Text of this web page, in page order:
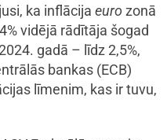
ka inflācija euro zonā
vidējā rādītāja šogad
gadā – līdz 2,5%,
bankas (ECB)
līmenim, kas ir tuvu,